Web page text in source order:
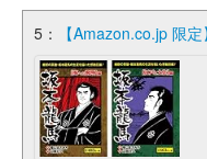
5： 【Amazon.co.jp 限